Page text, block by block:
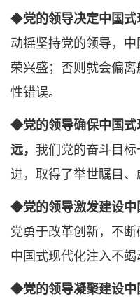
◆党的领导决定中国式
动摇坚持党的领导，
荣兴盛；否则就会偏
性错误。
◆党的领导确保中国式
远， 我们党的奋斗目
进，取得了举世瞩目、
◆党的领导激发建设中
党勇于改革创新，不
中国式现代化注入不竭
◆党的领导凝聚建设中